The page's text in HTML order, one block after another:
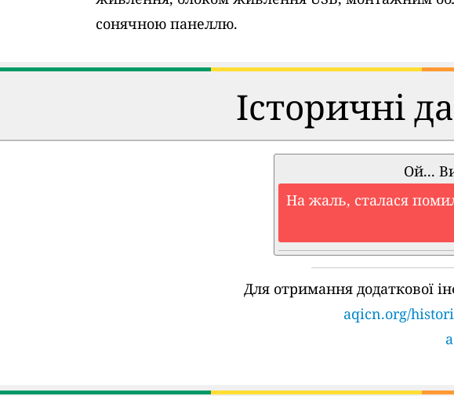
сонячною панеллю.
Історичні
Ой...
На жаль, сталася
Для отримання додаткової
aqicn.org/